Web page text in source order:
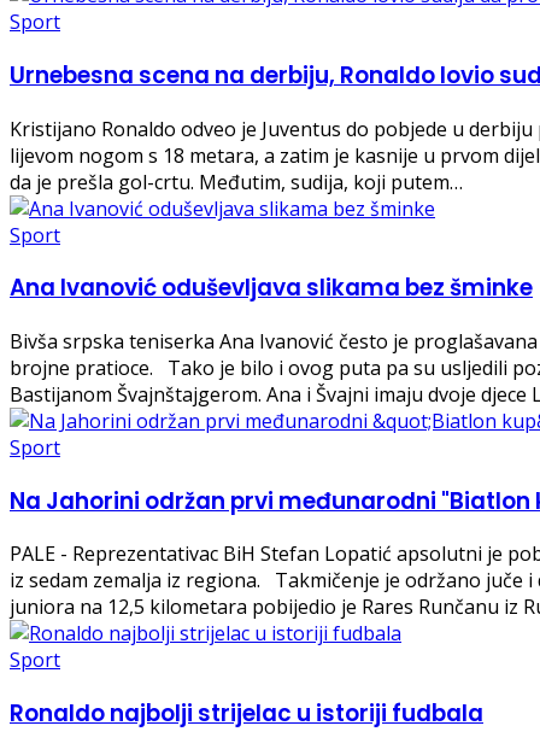
Sport
Urnebesna scena na derbiju, Ronaldo lovio
Kristijano Ronaldo odveo je Juventus do pobjede u
lijevom nogom s 18 metara, a zatim je kasnije u prvom
da je prešla gol-crtu. Međutim, sudija, koji putem…
Sport
Ana Ivanović oduševljava slikama bez šminke
Bivša srpska teniserka Ana Ivanović često je
brojne pratioce. Tako je bilo i ovog puta pa su usljedili
Bastijanom Švajnštajgerom. Ana i Švajni imaju dvoje
Sport
Na Jahorini održan prvi međunarodni "Biatlon
PALE - Reprezentativac BiH Stefan Lopatić apsolutni je
iz sedam zemalja iz regiona. Takmičenje je održano juče
juniora na 12,5 kilometara pobijedio je Rares Runčanu iz
Sport
Ronaldo najbolji strijelac u istoriji fudbala